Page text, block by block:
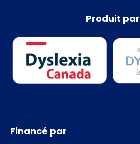
Produit par
Financé par